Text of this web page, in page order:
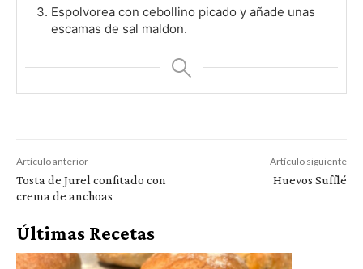
Espolvorea con cebollino picado y añade unas
escamas de sal maldon.
Artículo anterior
Tosta de Jurel confitado con
crema de anchoas
Artículo siguiente
Huevos Sufflé
Últimas Recetas